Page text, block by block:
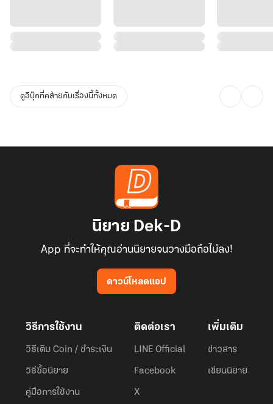
ดูอีบุ๊กที่คล้ายกับเรื่องนี้ทั้งหมด
นิยาย Dek-D
App ที่จะทำให้คุณอ่านนิยายจนวางมือถือไม่ลง!
ดาวน์โหลดแอป
วิธีการใช้งาน
วิธีเติม Coin / ชำระเงิน
วิธีซื้อนิยาย
คู่มือการใช้งาน
ติดต่อเรา
LINE Official
Facebook
X
เพิ่มเติม
ข่าวสาร
เขียนนิยาย